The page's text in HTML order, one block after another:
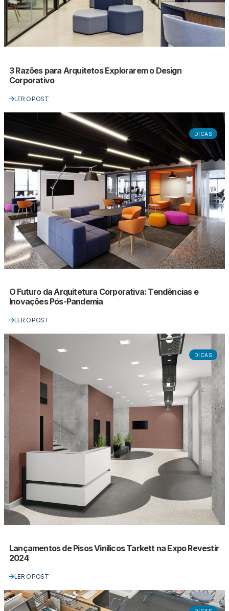
3 Razões para Arquitetos Explorarem o Design
Corporativo
LER O POST
DICAS
O Futuro da Arquitetura Corporativa: Tendências e
Inovações Pós-Pandemia
LER O POST
DICAS
Lançamentos de Pisos Vinílicos Tarkett na Expo Revestir
2024
LER O POST